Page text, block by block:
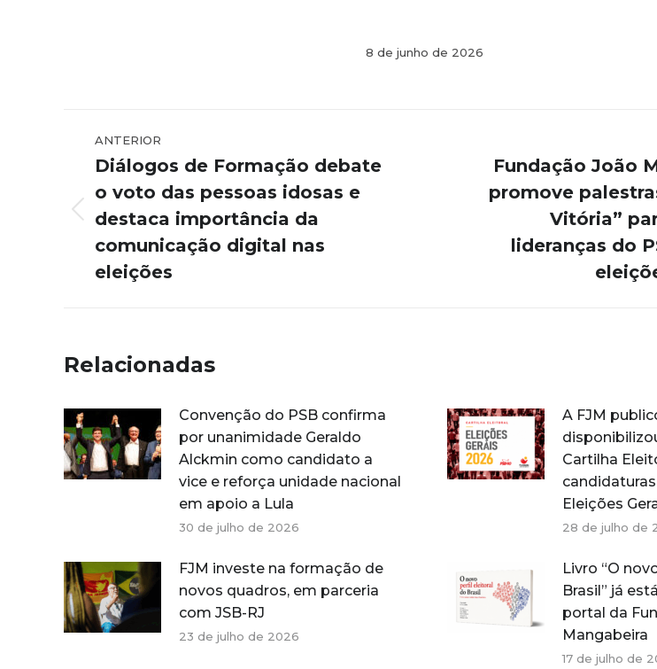
8 de junho de 2026
de
post:
ANTERIOR
Post
anterior:
Diálogos de Formação debate
o voto das pessoas idosas e
destaca importância da
comunicação digital nas
eleições
Fundação João
promove
Vitória”
lideranças do
Relacionadas
Convenção do PSB confirma
por unanimidade Geraldo
Alckmin como candidato a
vice e reforça unidade nacional
em apoio a Lula
30 de julho de 2026
A FJM
Cartilha
Eleições
28 de julho de
FJM investe na formação de
novos quadros, em parceria
com JSB-RJ
23 de julho de 2026
Livro “O
Brasil” já
portal da
Mangabeira
17 de julho de